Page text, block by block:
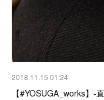
2018.11.15 01:24
【#YOSUGA_works】-